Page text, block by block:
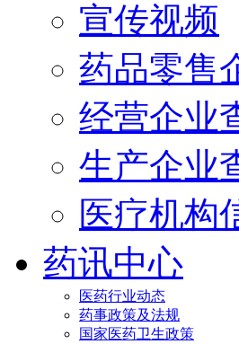
宣传视频
药品零售
经营企业
生产企业
医疗机构
药讯中心
医药行业动态
药事政策及法规
国家医药卫生政策